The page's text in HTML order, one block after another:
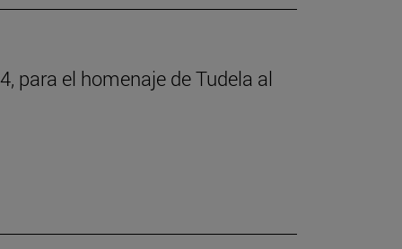
para el homenaje de Tudela al